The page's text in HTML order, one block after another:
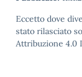
Eccetto dove
stato rilasciato
Attribuzione 4.0